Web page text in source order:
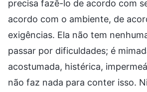
precisa fazê-lo de acordo com
acordo com o ambiente, de
exigências. Ela não tem
passar por dificuldades; é
acostumada, histérica,
não faz nada para conter isso.